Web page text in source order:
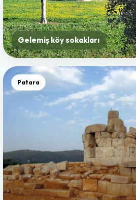
Gelemiş köy sokakları
Patara